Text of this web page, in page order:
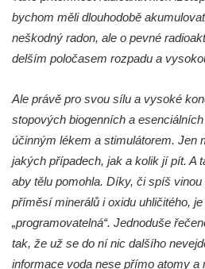
bychom měli dlouhodobě
neškodný radon, ale o pevné
delším poločasem rozpadu a
Ale právě pro svou sílu a vysoké
stopových biogenních a
účinným lékem a stimulátorem. Jen
jakých případech, jak a kolik jí pít. A
aby tělu pomohla. Díky, či spíš
příměsí minerálů i oxidu uhličitého,
„programovatelná“. Jednoduše
tak, že už se do ní nic dalšího
informace voda nese přímo atomy